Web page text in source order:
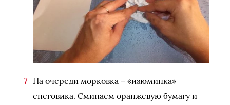
На очереди морковка – «изюминка»
снеговика. Сминаем оранжевую бумагу и